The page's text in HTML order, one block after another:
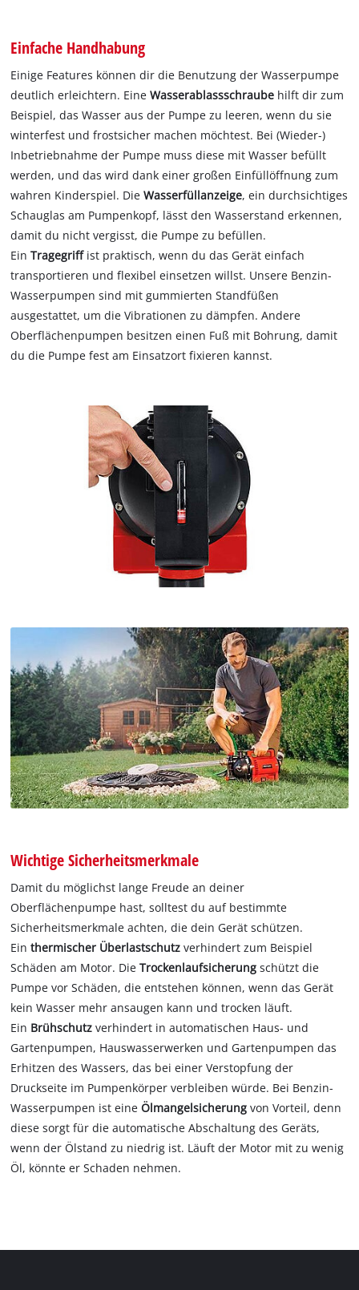
Einfache Handhabung
Einige Features können dir die Benutzung der Wasserpumpe
deutlich erleichtern. EineWasserablassschraube hilft dir zum
Beispiel, das Wasser aus der Pumpe zu leeren, wenn du sie
winterfest und frostsicher machen möchtest. Bei (Wieder-)
Inbetriebnahme der Pumpe muss diese mit Wasser befüllt
werden, und das wird dank einer großen Einfüllöffnung zum
wahren Kinderspiel. DieWasserfüllanzeige, ein durchsichtiges
Schauglas am Pumpenkopf, lässt den Wasserstand erkennen,
damit du nicht vergisst, die Pumpe zu befüllen.
EinTragegriff ist praktisch, wenn du das Gerät einfach
transportieren und flexibel einsetzen willst. Unsere Benzin-
Wasserpumpen sind mit gummierten Standfüßen
ausgestattet, um die Vibrationen zu dämpfen. Andere
Oberflächenpumpen besitzen einen Fuß mit Bohrung, damit
du die Pumpe fest am Einsatzort fixieren kannst.
Wichtige Sicherheitsmerkmale
Damit du möglichst lange Freude an deiner
Oberflächenpumpe hast, solltest du auf bestimmte
Sicherheitsmerkmale achten, die dein Gerät schützen.
Einthermischer Überlastschutz verhindert zum Beispiel
Schäden am Motor. DieTrockenlaufsicherungschützt die
Pumpe vor Schäden, die entstehen können, wenn das Gerät
kein Wasser mehr ansaugen kann und trocken läuft.
Ein Brühschutzverhindert in automatischen Haus- und
Gartenpumpen, Hauswasserwerken und Gartenpumpen das
Erhitzen des Wassers, das bei einer Verstopfung der
Druckseite im Pumpenkörper verbleiben würde. Bei Benzin-
Wasserpumpen ist eineÖlmangelsicherungvon Vorteil, denn
diese sorgt für die automatische Abschaltung des Geräts,
wenn der Ölstand zu niedrig ist. Läuft der Motor mit zu wenig
Öl, könnte er Schaden nehmen.